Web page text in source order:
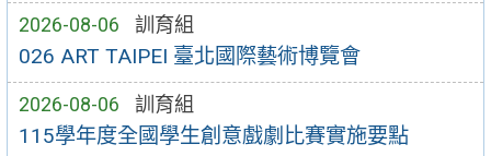
2026-08-06 訓育組
026 ART TAIPEI 臺北國際藝術博覽會
2026-08-06 訓育組
115學年度全國學生創意戲劇比賽實施要點